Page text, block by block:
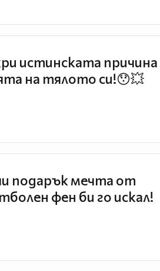
истинската причина
на тялото си!😯💥
подарък мечта от
фен би го искал!